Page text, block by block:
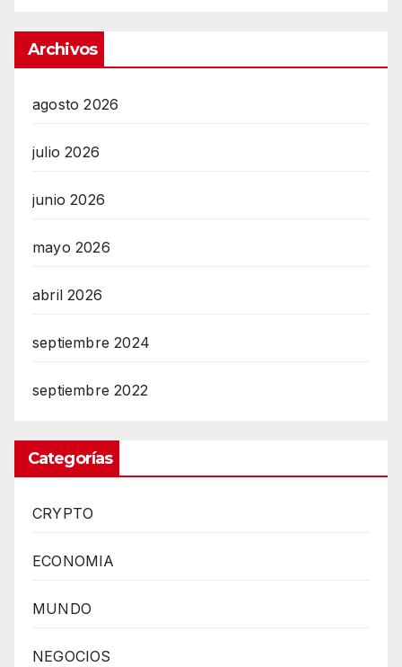
Archivos
agosto 2026
julio 2026
junio 2026
mayo 2026
abril 2026
septiembre 2024
septiembre 2022
Categorías
CRYPTO
ECONOMIA
MUNDO
NEGOCIOS